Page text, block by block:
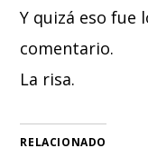
Y quizá eso fue
comentario.
La risa.
RELACIONADO